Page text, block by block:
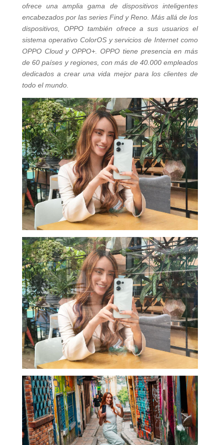
ofrece una amplia gama de dispositivos inteligentes
encabezados por las series Find y Reno. Más allá de los
dispositivos, OPPO también ofrece a sus usuarios el
sistema operativo ColorOS y servicios de Internet como
OPPO Cloud y OPPO+. OPPO tiene presencia en más
de 60 países y regiones, con más de 40.000 empleados
dedicados a crear una vida mejor para los clientes de
todo el mundo.